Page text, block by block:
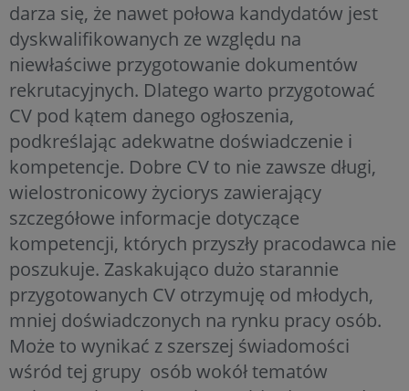
darza się, że nawet połowa kandydatów jest
dyskwalifikowanych ze względu na
niewłaściwe przygotowanie dokumentów
rekrutacyjnych. Dlatego warto przygotować
CV pod kątem danego ogłoszenia,
podkreślając adekwatne doświadczenie i
kompetencje. Dobre CV to nie zawsze długi,
wielostronicowy życiorys zawierający
szczegółowe informacje dotyczące
kompetencji, których przyszły pracodawca nie
poszukuje. Zaskakująco dużo starannie
przygotowanych CV otrzymuję od młodych,
mniej doświadczonych na rynku pracy osób.
Może to wynikać z szerszej świadomości
wśród tej grupy osób wokół tematów